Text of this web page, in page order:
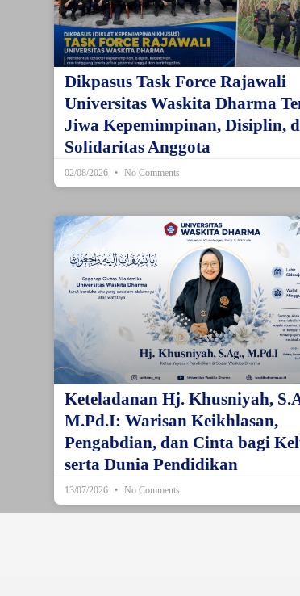
Dikpasus Task Force Rajawali
Universitas Waskita Dharma
Jiwa Kepemimpinan, Disiplin,
Solidaritas Anggota
02/08/2026 No Comments
Keteladanan Hj. Khusniyah,
M.Pd.I: Warisan Keikhlasan,
Pengabdian, dan Cinta bagi
serta Dunia Pendidikan
13/07/2026 No Comments